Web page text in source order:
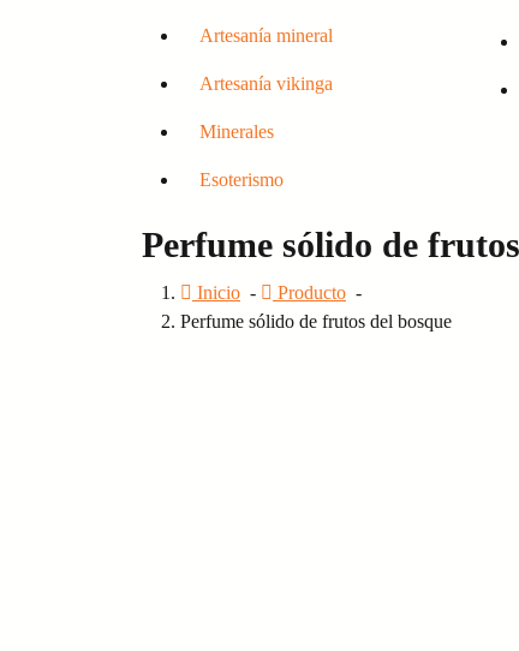
Artesanía mineral
Artesanía vikinga
Minerales
Esoterismo
Perfume sólido de
Inicio - Producto -
Perfume sólido de frutos del bosque